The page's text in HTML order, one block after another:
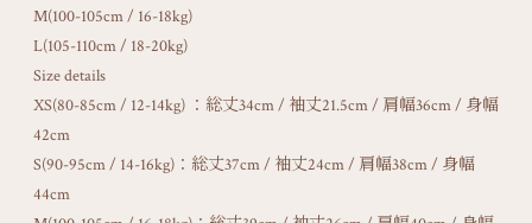
M(100-105cm / 16-18kg)
L(105-110cm / 18-20kg)
Size details
XS(80-85cm / 12-14kg) ：総丈34cm / 袖丈21.5cm / 肩幅36cm / 身幅
42cm
S(90-95cm / 14-16kg)：総丈37cm / 袖丈24cm / 肩幅38cm / 身幅
44cm